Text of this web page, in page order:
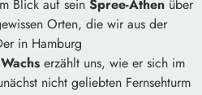
Blick auf sein Spree-Athen über
Orten, die wir aus der
in Hamburg
erzählt uns, wie er sich im
nicht geliebten Fernsehturm